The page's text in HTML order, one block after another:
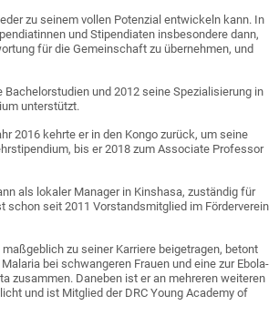
zu seinem vollen Potenzial entwickeln kann. In
und Stipendiaten insbesondere dann,
für die Gemeinschaft zu übernehmen, und
und 2012 seine Spezialisierung in
unterstützt.
2016 kehrte er in den Kongo zurück, um seine
bis er 2018 zum Associate Professor
als lokaler Manager in Kinshasa, zuständig für
schon seit 2011 Vorstandsmitglied im Förderverein
zu seiner Karriere beigetragen, betont
bei schwangeren Frauen und eine zur Ebola-
zusammen. Daneben ist er an mehreren weiteren
und ist Mitglied der DRC Young Academy of